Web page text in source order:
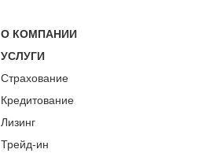
О КОМПАНИИ
УСЛУГИ
Страхование
Кредитование
Лизинг
Трейд-ин